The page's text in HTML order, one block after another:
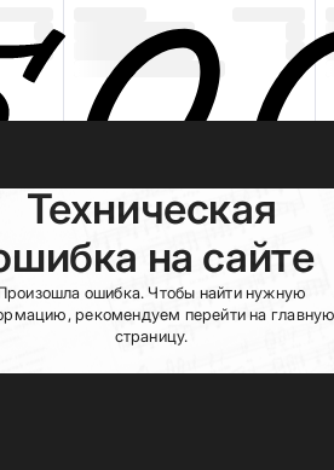
Техническая
на сайте
ошибка. Чтобы найти нужную
рекомендуем перейти на главную
страницу.